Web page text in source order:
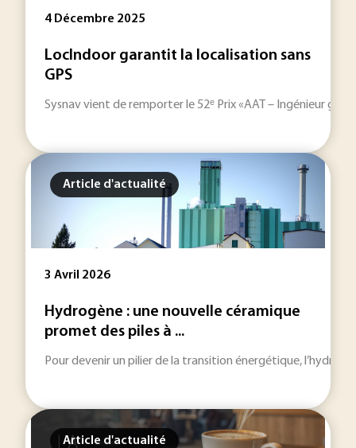
4 Décembre 2025
LocIndoor garantit la localisation sans
GPS
Sysnav vient de remporter le 52ᵉ Prix «AAT – Ingénieur
Article d'actualité
3 Avril 2026
Hydrogène : une nouvelle céramique
promet des piles à ...
Pour devenir un pilier de la transition énergétique,
Article d'actualité